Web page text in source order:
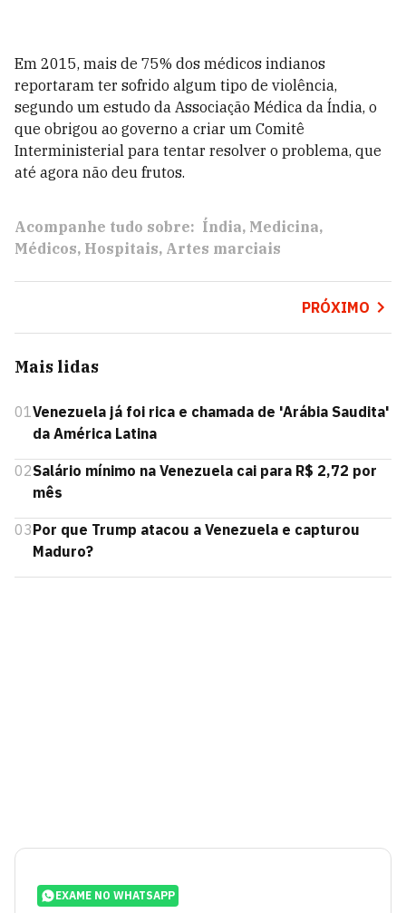
Em 2015, mais de 75% dos médicos indianos
reportaram ter sofrido algum tipo de violência,
segundo um estudo da Associação Médica da Índia, o
que obrigou ao governo a criar um Comitê
Interministerial para tentar resolver o problema, que
até agora não deu frutos.
Acompanhe tudo sobre: Índia Medicina
Médicos Hospitais Artes marciais
PRÓXIMO
Mais lidas
01Venezuela já foi rica e chamada de 'Arábia Saudita'
da América Latina
02Salário mínimo na Venezuela cai para R$ 2,72 por
mês
03Por que Trump atacou a Venezuela e capturou
Maduro?
EXAME NO WHATSAPP